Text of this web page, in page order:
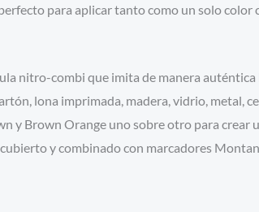
para aplicar tanto como un solo
nitro-combi que imita de manera
lona imprimada, madera, vidrio, metal,
y Brown Orange uno sobre otro para crear
y combinado con marcadores